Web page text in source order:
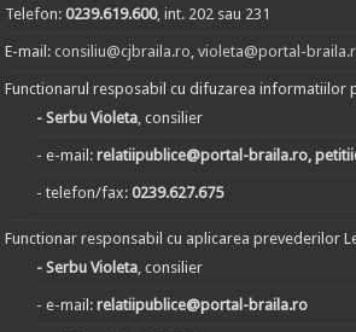
Telefon:0239.619.600, int. 202 sau 231
E-mail:consiliu@cjbraila.ro,violeta@portal-
Functionarul resposabil cu difuzarea informatiilor
- Serbu Violeta, consilier
- e-mail:relatiipublice@portal-braila.ro,
- telefon/fax:0239.627.675
Functionar responsabil cu aplicarea prevederilor
- Serbu Violeta, consilier
- e-mail:relatiipublice@portal-braila.ro